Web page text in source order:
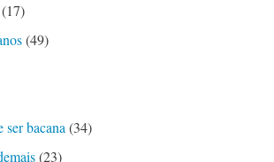
(49)
ser bacana (34)
(23)